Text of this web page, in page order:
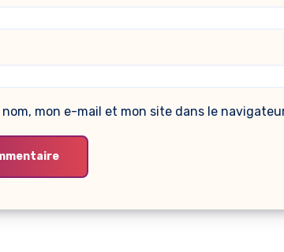
mon e-mail et mon site dans le